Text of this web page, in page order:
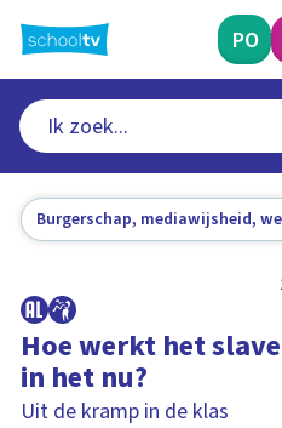
naar
hoofdinhoud
PO
Burgerschap, mediawijsheid,
Hoe werkt het
in het nu?
Uit de kramp in de klas